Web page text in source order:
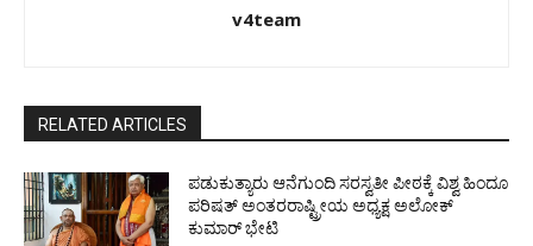
v4team
RELATED ARTICLES
ಪಡುಕುತ್ಯಾರು ಆನೆಗುಂದಿ ಸರಸ್ವತೀ ಪೀಠಕ್ಕೆ ವಿಶ್ವ ಹಿಂದೂ
ಪರಿಷತ್ ಅಂತರರಾಷ್ಟ್ರೀಯ ಅಧ್ಯಕ್ಷ ಅಲೋಕ್
ಕುಮಾರ್ ಭೇಟಿ